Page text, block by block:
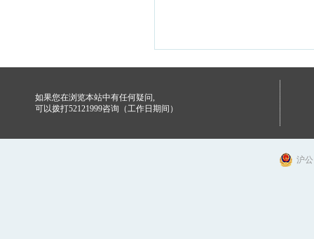
如果您在浏览本站中有任何疑问,
可以拨打52121999咨询（工作日期间）
沪公